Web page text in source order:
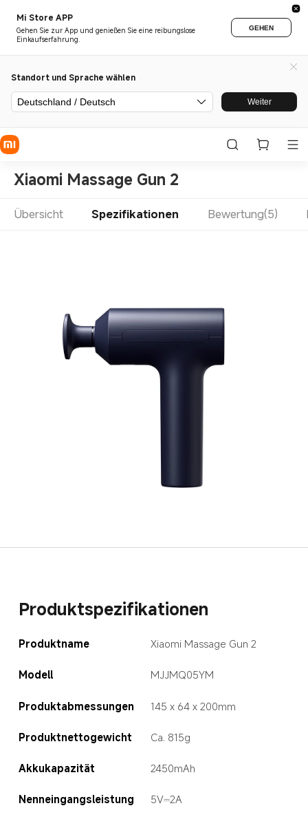
Mi Store APP
Gehen Sie zur App und genießen Sie eine reibungslose
Einkaufserfahrung.
GEHEN
Standort und Sprache wählen
Deutschland / Deutsch Weiter
Xiaomi Massage Gun 2
Übersicht Spezifikationen Bewertung(5)
Produktspezifikationen
Produktname Xiaomi Massage Gun 2
Modell MJJMQ05YM
Produktabmessungen 145 x 64 x 200mm
Produktnettogewicht Ca. 815g
Akkukapazität 2450mAh
Nenneingangsleistung 5V⎓2A